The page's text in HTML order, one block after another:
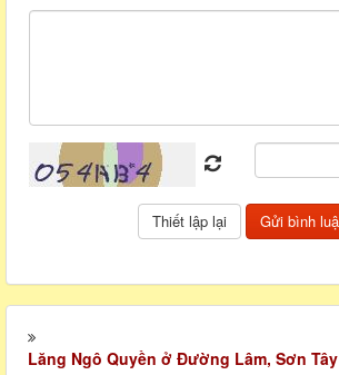
Lăng Ngô Quyền ở Đường Lâm, Sơn Tây